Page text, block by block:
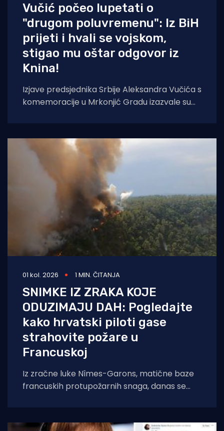
Vučić počeo lupetati o
"drugom poluvremenu": Iz BiH
prijeti i hvali se vojskom,
stigao mu oštar odgovor iz
Knina!
Izjave predsjednika Srbije Aleksandra Vučića s
komemoracije u Mrkonjić Gradu izazvale su
01 kol. 2026 1 MIN. ČITANJA
SNIMKE IZ ZRAKA KOJE
ODUZIMAJU DAH: Pogledajte
kako hrvatski piloti gase
strahovite požare u
Francuskoj
Iz zračne luke Nîmes-Garons, matične baze
francuskih protupožarnih snaga, danas se